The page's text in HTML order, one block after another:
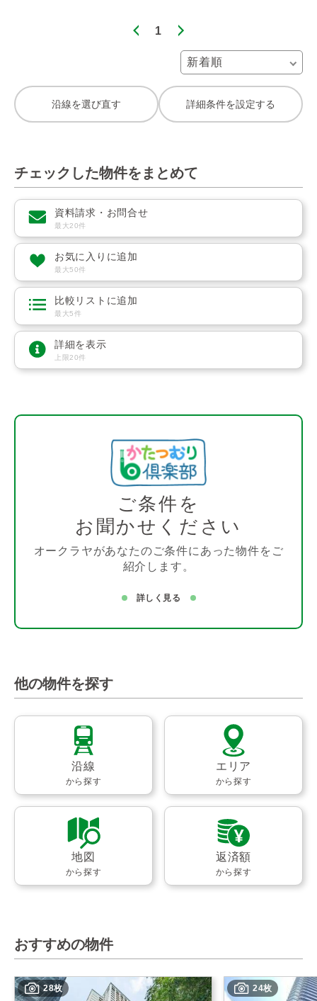
1
沿線を選び直す 詳細条件を設定する
チェックした物件をまとめて
資料請求・お問合せ
最大20件
お気に入りに追加
最大50件
比較リストに追加
最大5件
詳細を表示
上限20件
ご条件を
お聞かせください
オークラヤがあなたのご条件にあった物件をご
紹介します。
詳しく見る
他の物件を探す
沿線
から探す
エリア
から探す
地図
から探す
返済額
から探す
おすすめの物件
28枚 24枚